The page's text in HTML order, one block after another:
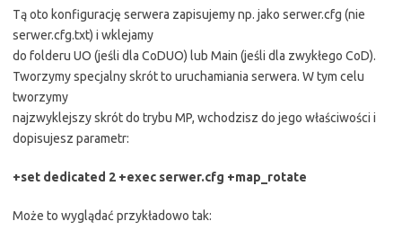
Tą oto konfigurację serwera zapisujemy np. jako serwer.cfg (nie
serwer.cfg.txt) i wklejamy
do folderu UO (jeśli dla CoDUO) lub Main (jeśli dla zwykłego CoD).
Tworzymy specjalny skrót to uruchamiania serwera. W tym celu
tworzymy
najzwyklejszy skrót do trybu MP, wchodzisz do jego właściwości i
dopisujesz parametr:
+set dedicated 2 +exec serwer.cfg +map_rotate
Może to wyglądać przykładowo tak: